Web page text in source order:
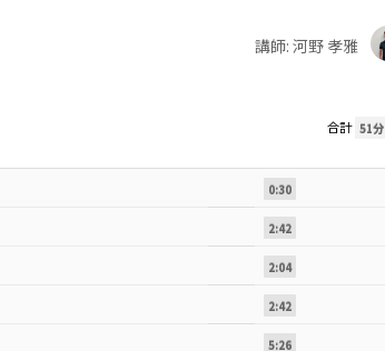
講師: 河野 孝雅
合計 51分
0:30
2:42
2:04
2:42
5:26